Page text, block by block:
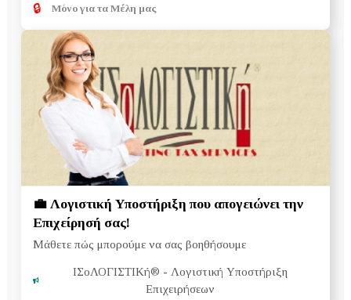
🔒 Μόνο για τα Μέλη μας
💼 Λογιστική Υποστήριξη που απογειώνει την
Επιχείρησή σας!
Μάθετε πώς μπορούμε να σας βοηθήσουμε
ΙΣοΛΟΓΙΣΤΙΚή® - Λογιστική Υποστήριξη
Επιχειρήσεων